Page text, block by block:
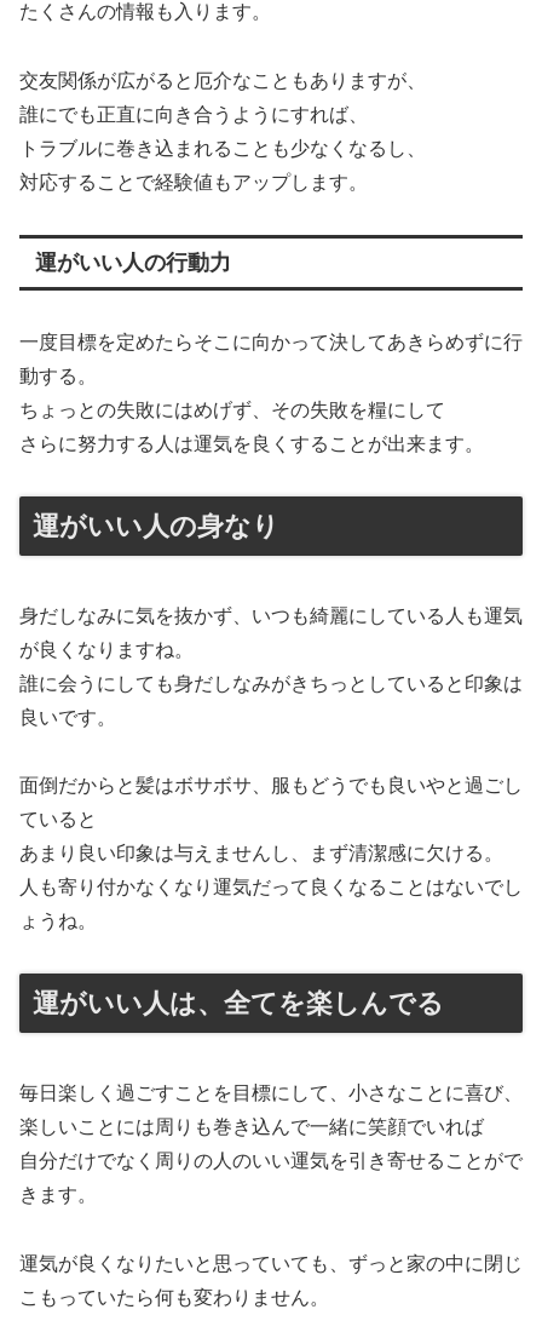
たくさんの情報も入ります。
交友関係が広がると厄介なこともありますが、
誰にでも正直に向き合うようにすれば、
トラブルに巻き込まれることも少なくなるし、
対応することで経験値もアップします。
運がいい人の行動力
一度目標を定めたらそこに向かって決してあきらめずに行
動する。
ちょっとの失敗にはめげず、その失敗を糧にして
さらに努力する人は運気を良くすることが出来ます。
運がいい人の身なり
身だしなみに気を抜かず、いつも綺麗にしている人も運気
が良くなりますね。
誰に会うにしても身だしなみがきちっとしていると印象は
良いです。
面倒だからと髪はボサボサ、服もどうでも良いやと過ごし
ていると
あまり良い印象は与えませんし、まず清潔感に欠ける。
人も寄り付かなくなり運気だって良くなることはないでし
ょうね。
運がいい人は、全てを楽しんでる
毎日楽しく過ごすことを目標にして、小さなことに喜び、
楽しいことには周りも巻き込んで一緒に笑顔でいれば
自分だけでなく周りの人のいい運気を引き寄せることがで
きます。
運気が良くなりたいと思っていても、ずっと家の中に閉じ
こもっていたら何も変わりません。